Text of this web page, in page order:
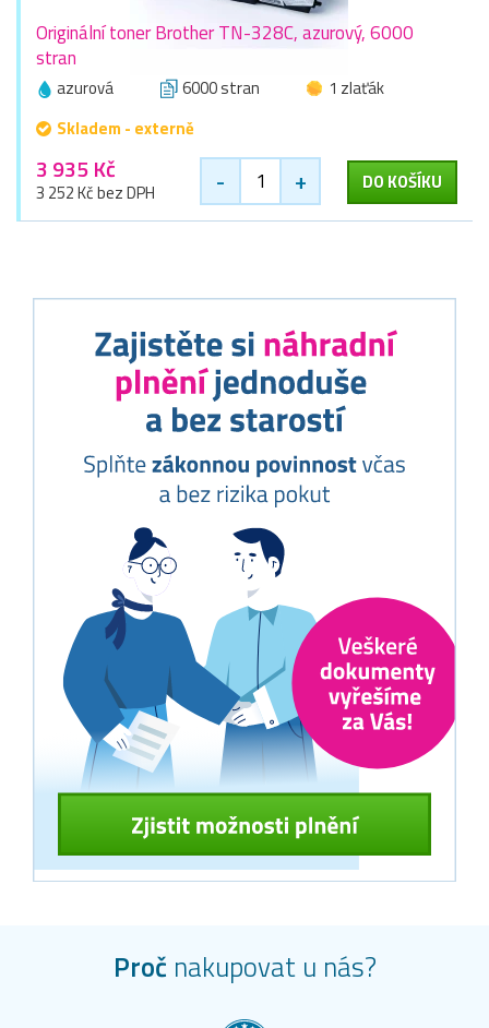
Originální toner Brother TN-328C, azurový, 6000
stran
azurová 6000 stran
1 zlaťák
Skladem - externě
3 935 Kč
3 252 Kč bez DPH - + DO KOŠÍKU
Proč nakupovat u nás?